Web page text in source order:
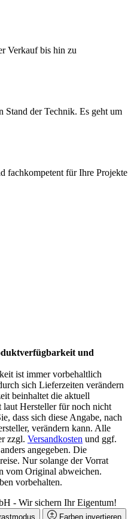
Verkauf bis hin zu
Stand der Technik. Es geht um
fachkompetent für Ihre Projekte
und
ist immer vorbehaltlich
sich Lieferzeiten verändern
beinhaltet die aktuell
laut Hersteller für noch nicht
dass sich diese Angabe, nach
verändern kann. Alle
zzgl. Versandkosten und ggf.
angegeben. Die
Nur solange der Vorrat
vom Original abweichen.
vorbehalten.
- Wir sichern Ihr Eigentum!
Farben invertieren